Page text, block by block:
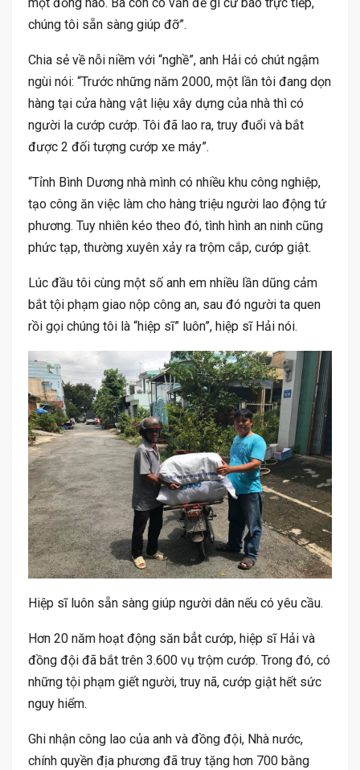
chúng tôi sẵn sàng giúp đỡ”.
Chia sẻ về nỗi niềm với “nghề”, anh Hải có chút ngậm
ngùi nói: “Trước những năm 2000, một lần tôi đang dọn
hàng tại cửa hàng vật liệu xây dựng của nhà thì có
người la cướp cướp. Tôi đã lao ra, truy đuổi và bắt
được 2 đối tượng cướp xe máy”.
“Tỉnh Bình Dương nhà mình có nhiều khu công nghiệp,
tạo công ăn việc làm cho hàng triệu người lao động tứ
phương. Tuy nhiên kéo theo đó, tình hình an ninh cũng
phức tạp, thường xuyên xảy ra trộm cắp, cướp giật.
Lúc đầu tôi cùng một số anh em nhiều lần dũng cảm
bắt tội phạm giao nộp công an, sau đó người ta quen
rồi gọi chúng tôi là “hiệp sĩ” luôn”, hiệp sĩ Hải nói.
Hiệp sĩ luôn sẵn sàng giúp người dân nếu có yêu cầu.
Hơn 20 năm hoạt động săn bẳt cướp, hiệp sĩ Hải và
đồng đội đã bắt trên 3.600 vụ trộm cướp. Trong đó, có
những tội phạm giết người, truy nã, cướp giật hết sức
nguy hiểm.
Ghi nhận công lao của anh và đồng đội, Nhà nước,
chính quyền địa phương đã truy tặng hơn 700 bằng